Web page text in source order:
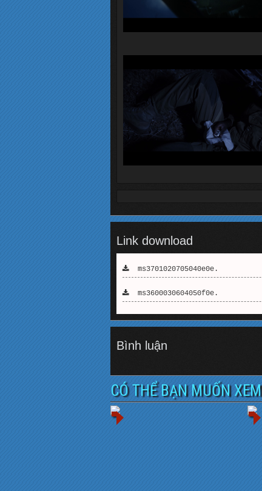
Link download
ms3701020705040e0e.
ms3600030604050f0e.
Bình luận
CÓ THỂ BẠN MUỐN XEM